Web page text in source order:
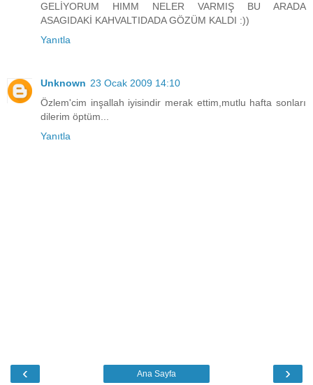
GELİYORUM HIMM NELER VARMIŞ BU ARADA
ASAGIDAKİ KAHVALTIDADA GÖZÜM KALDI :))
Yanıtla
Unknown 23 Ocak 2009 14:10
Özlem'cim inşallah iyisindir merak ettim,mutlu hafta sonları
dilerim öptüm...
Yanıtla
‹ ›
Ana Sayfa